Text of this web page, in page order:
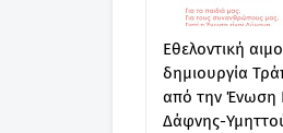
Εθελοντική
δημιουργία
από την Ένωση
Δάφνης-